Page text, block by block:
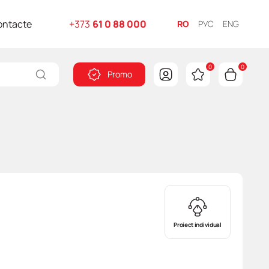
+373 61 0 88 000 RO РУС ENG
Promo
0 0
Proiect individual